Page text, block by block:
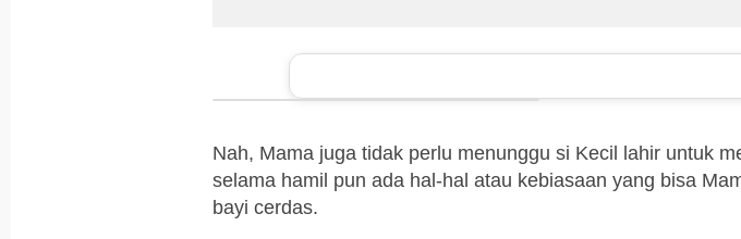
Nah, Mama juga tidak perlu menunggu si Kecil lahir untuk
selama hamil pun ada hal-hal atau kebiasaan yang bisa
bayi cerdas.